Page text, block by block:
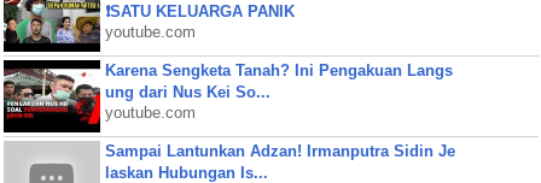
❗SATU KELUARGA PANIK
youtube.com
Karena Sengketa Tanah? Ini Pengakuan Langs
ung dari Nus Kei So...
youtube.com
Sampai Lantunkan Adzan! Irmanputra Sidin Je
laskan Hubungan Is...